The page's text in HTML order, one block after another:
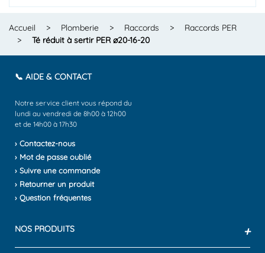
Accueil > Plomberie > Raccords >
Raccords PER
>
Té réduit à sertir PER ø20-16-20
📞 AIDE & CONTACT
Notre service client vous répond du
lundi au vendredi de 8h00 à 12h00
et de 14h00 à 17h30
› Contactez-nous
› Mot de passe oublié
› Suivre une commande
› Retourner un produit
› Question fréquentes
NOS PRODUITS +